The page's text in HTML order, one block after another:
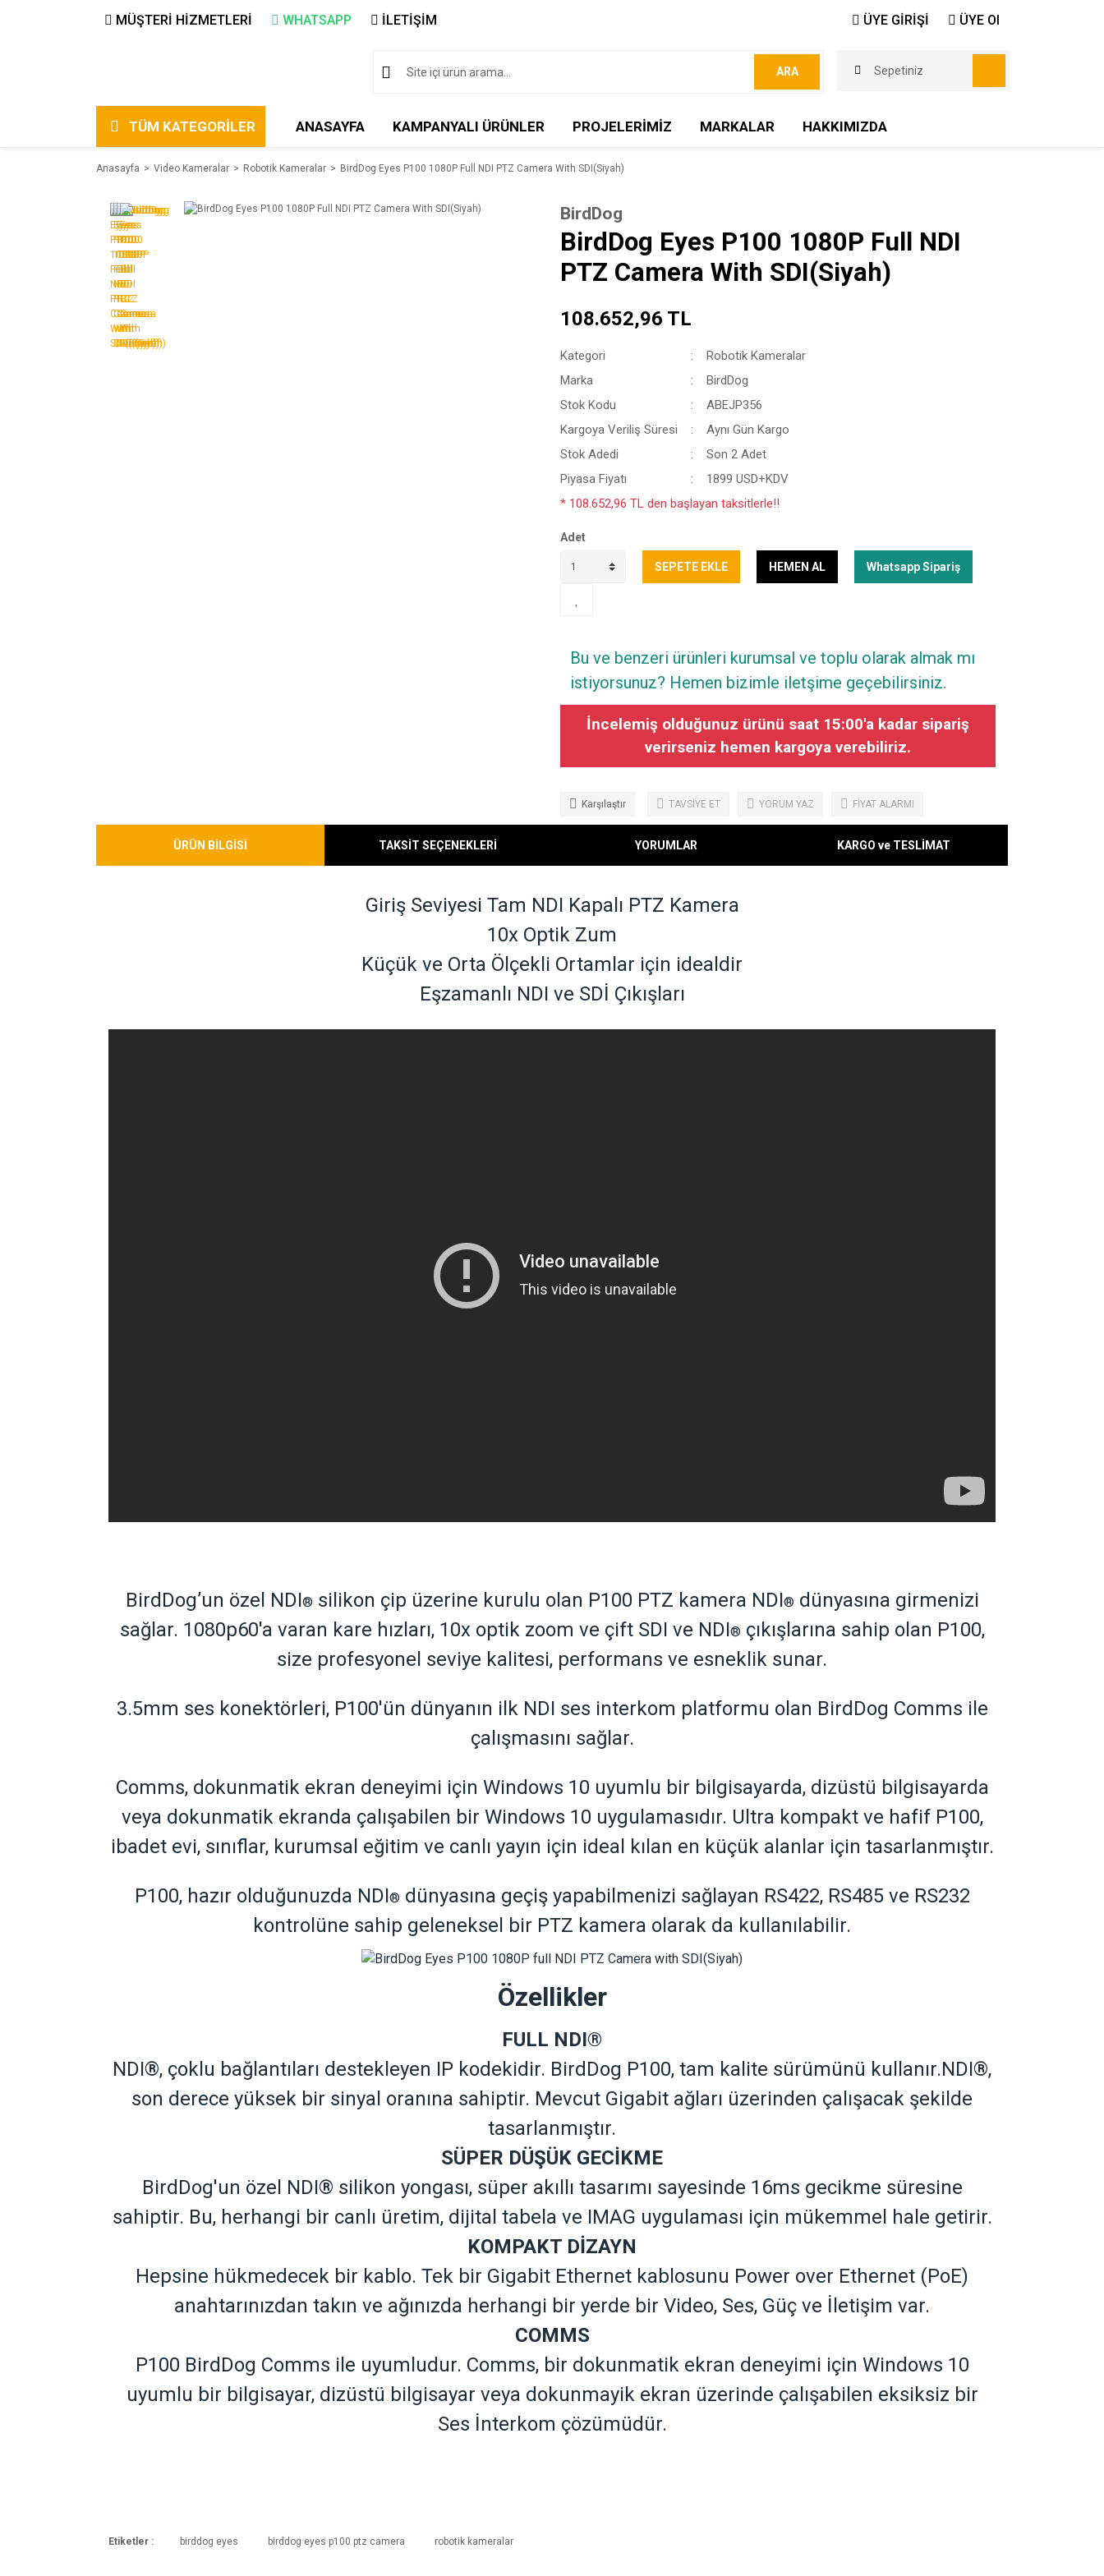
MÜŞTERİ HİZMETLERİ WHATSAPP İLETİŞİM ÜYE GİRİŞİ ÜYE Ol
ARA Sepetiniz
TÜM KATEGORİLER ANASAYFA KAMPANYALI ÜRÜNLER PROJELERİMİZ MARKALAR HAKKIMIZDA
Anasayfa Video Kameralar Robotik Kameralar BirdDog Eyes P100 1080P Full NDI PTZ Camera With SDI(Siyah)
BirdDog
BirdDog Eyes P100 1080P Full NDI
PTZ Camera With SDI(Siyah)
108.652,96 TL
Kategori
Robotik Kameralar
Marka
BirdDog
Stok Kodu
ABEJP356
Kargoya Veriliş Süresi
Aynı Gün Kargo
Stok Adedi
Son 2 Adet
Piyasa Fiyatı
1899 USD+KDV
* 108.652,96 TL den başlayan taksitlerle!!
Adet
SEPETE EKLE HEMEN AL Whatsapp Sipariş
Bu ve benzeri ürünleri kurumsal ve toplu olarak almak mı
istiyorsunuz? Hemen bizimle iletşime geçebilirsiniz.
İncelemiş olduğunuz ürünü saat 15:00'a kadar sipariş
verirseniz hemen kargoya verebiliriz.
Karşılaştır TAVSİYE ET YORUM YAZ FİYAT ALARMI
ÜRÜN BİLGİSİ TAKSİT SEÇENEKLERİ YORUMLAR KARGO ve TESLİMAT
Giriş Seviyesi Tam NDI Kapalı PTZ Kamera
10x Optik Zum
Küçük ve Orta Ölçekli Ortamlar için idealdir
Eşzamanlı NDI ve SDİ Çıkışları
BirdDog’un özel NDI® silikon çip üzerine kurulu olan P100 PTZ kamera NDI® dünyasına girmenizi
sağlar. 1080p60'a varan kare hızları, 10x optik zoom ve çift SDI ve NDI® çıkışlarına sahip olan P100,
size profesyonel seviye kalitesi, performans ve esneklik sunar.
3.5mm ses konektörleri, P100'ün dünyanın ilk NDI ses interkom platformu olan BirdDog Comms ile
çalışmasını sağlar.
Comms, dokunmatik ekran deneyimi için Windows 10 uyumlu bir bilgisayarda, dizüstü bilgisayarda
veya dokunmatik ekranda çalışabilen bir Windows 10 uygulamasıdır. Ultra kompakt ve hafif P100,
ibadet evi, sınıflar, kurumsal eğitim ve canlı yayın için ideal kılan en küçük alanlar için tasarlanmıştır.
P100, hazır olduğunuzda NDI® dünyasına geçiş yapabilmenizi sağlayan RS422, RS485 ve RS232
kontrolüne sahip geleneksel bir PTZ kamera olarak da kullanılabilir.
Özellikler
FULL NDI®
NDI®, çoklu bağlantıları destekleyen IP kodekidir. BirdDog P100, tam kalite sürümünü kullanır.NDI®,
son derece yüksek bir sinyal oranına sahiptir. Mevcut Gigabit ağları üzerinden çalışacak şekilde
tasarlanmıştır.
SÜPER DÜŞÜK GECİKME
BirdDog'un özel NDI® silikon yongası, süper akıllı tasarımı sayesinde 16ms gecikme süresine
sahiptir. Bu, herhangi bir canlı üretim, dijital tabela ve IMAG uygulaması için mükemmel hale getirir.
KOMPAKT DİZAYN
Hepsine hükmedecek bir kablo. Tek bir Gigabit Ethernet kablosunu Power over Ethernet (PoE)
anahtarınızdan takın ve ağınızda herhangi bir yerde bir Video, Ses, Güç ve İletişim var.
COMMS
P100 BirdDog Comms ile uyumludur. Comms, bir dokunmatik ekran deneyimi için Windows 10
uyumlu bir bilgisayar, dizüstü bilgisayar veya dokunmayik ekran üzerinde çalışabilen eksiksiz bir
Ses İnterkom çözümüdür.
Kargoya Veriliş Süresi
Etiketler : birddog eyes birddog eyes p100 ptz camera robotik kameralar